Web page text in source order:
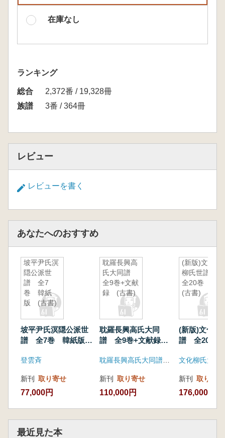
在庫なし
ランキング
総合
2,372番 / 19,328冊
族譜
3番 / 364冊
レビュー
レビューを書く
あなたへのおすすめ
坡平尹氏溟
隠公派世
譜 全7
巻 韓紙
版 (古書)
坡平尹氏溟隠公派世
譜 全7巻 韓紙版
登雲斉
新刊 取り寄せ
77,000円
耽羅長興高
氏大同譜
全9巻+文献
録 (古書)
耽羅長興高氏大同
譜 全9巻+文献録
新刊 取り寄せ
110,000円
(新版)文化
柳氏世譜
全20巻
(古書)
(新版)文化柳
譜 全20巻
文化柳氏大宗
新刊 取り寄せ
176,000円
最近見た本